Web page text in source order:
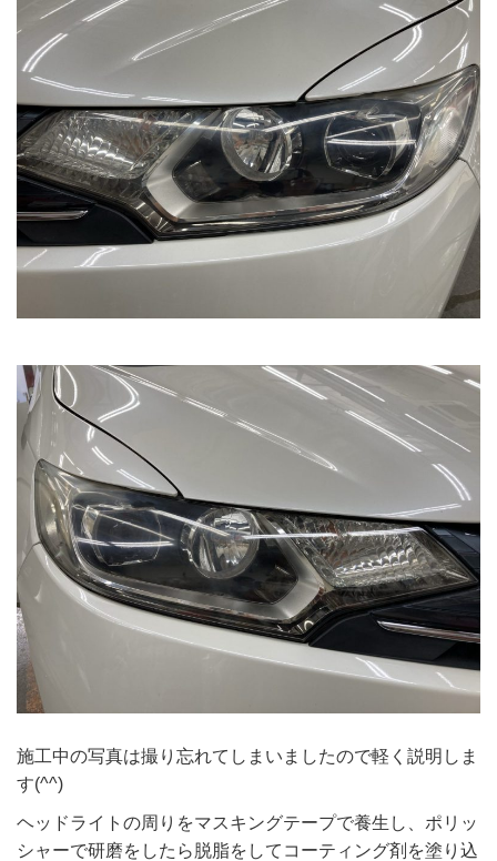
施工中の写真は撮り忘れてしまいましたので軽く説明しま
す(^^)
ヘッドライトの周りをマスキングテープで養生し、ポリッ
シャーで研磨をしたら脱脂をしてコーティング剤を塗り込